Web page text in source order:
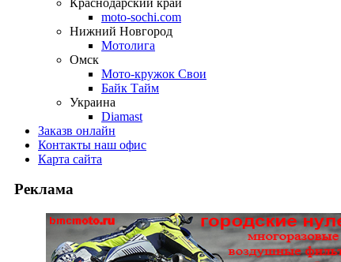
moto-sochi.com
Нижний Новгород
Мотолига
Омск
Мото-кружок Свои
Байк Тайм
Украина
Diamast
Заказв онлайн
Контакты наш офис
Карта сайта
Реклама